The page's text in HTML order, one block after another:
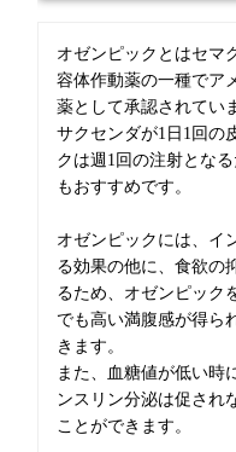
オゼンピックとはセマ
容体作動薬の一種でア
薬として承認されてい
サクセンダが1日1回の
クは週1回の注射とな
もおすすめです。
オゼンピックには、イ
る効果の他に、食欲の
るため、オゼンピック
でも高い満腹感が得ら
きます。
また、血糖値が低い時
ンスリン分泌は促され
ことができます。